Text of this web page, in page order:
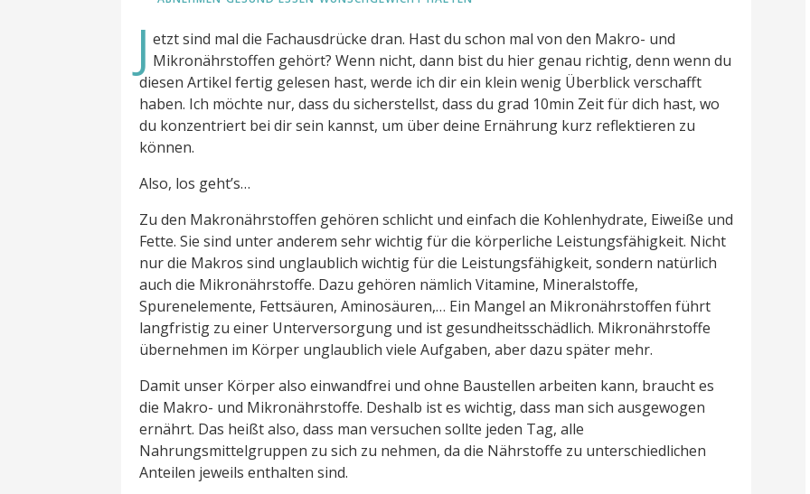
J etzt sind mal die Fachausdrücke dran. Hast du schon mal von den Makro- und
Mikronährstoffen gehört? Wenn nicht, dann bist du hier genau richtig, denn wenn du
diesen Artikel fertig gelesen hast, werde ich dir ein klein wenig Überblick verschafft
haben. Ich möchte nur, dass du sicherstellst, dass du grad 10min Zeit für dich hast, wo
du konzentriert bei dir sein kannst, um über deine Ernährung kurz reflektieren zu
können.
Also, los geht’s…
Zu den Makronährstoffen gehören schlicht und einfach die Kohlenhydrate, Eiweiße und
Fette. Sie sind unter anderem sehr wichtig für die körperliche Leistungsfähigkeit. Nicht
nur die Makros sind unglaublich wichtig für die Leistungsfähigkeit, sondern natürlich
auch die Mikronährstoffe. Dazu gehören nämlich Vitamine, Mineralstoffe,
Spurenelemente, Fettsäuren, Aminosäuren,… Ein Mangel an Mikronährstoffen führt
langfristig zu einer Unterversorgung und ist gesundheitsschädlich. Mikronährstoffe
übernehmen im Körper unglaublich viele Aufgaben, aber dazu später mehr.
Damit unser Körper also einwandfrei und ohne Baustellen arbeiten kann, braucht es
die Makro- und Mikronährstoffe. Deshalb ist es wichtig, dass man sich ausgewogen
ernährt. Das heißt also, dass man versuchen sollte jeden Tag, alle
Nahrungsmittelgruppen zu sich zu nehmen, da die Nährstoffe zu unterschiedlichen
Anteilen jeweils enthalten sind.